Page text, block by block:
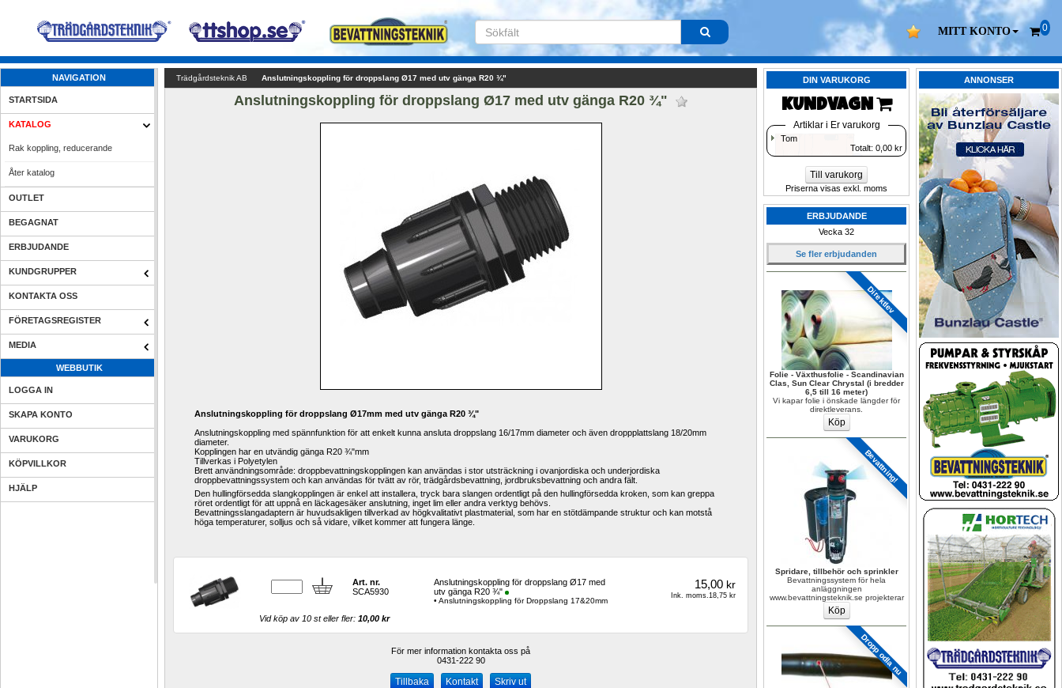
MITT KONTO 0
NAVIGATION
STARTSIDA
KATALOG
Rak koppling, reducerande
Åter katalog
OUTLET
BEGAGNAT
ERBJUDANDE
KUNDGRUPPER
KONTAKTA OSS
FÖRETAGSREGISTER
MEDIA
WEBBUTIK
LOGGA IN
SKAPA KONTO
VARUKORG
KÖPVILLKOR
HJÄLP
ANNONSER
DIN VARUKORG
KUNDVAGN
Artiklar i Er varukorg
Tom
Totalt: 0,00 kr
Till varukorg
Priserna visas exkl. moms
ERBJUDANDE
Vecka 32
Se fler erbjudanden
Direktlev
Folie - Växthusfolie - Scandinavian
Clas, Sun Clear Chrystal (i bredder
6,5 till 16 meter)
Vi kapar folie i önskade längder för
direktleverans.
Bevattning!
Spridare, tillbehör och sprinkler
Bevattningssystem för hela
anläggningen
www.bevattningsteknik.se projekterar
Dropp odla nu
Trädgårdsteknik AB Anslutningskoppling för droppslang Ø17 med utv gänga R20 ¾"
Anslutningskoppling för droppslang Ø17 med utv gänga R20 ¾"
Anslutningskoppling för droppslang Ø17mm med utv gänga R20 ¾"
Anslutningskoppling med spännfunktion för att enkelt kunna ansluta droppslang 16/17mm diameter och även droppplattslang 18/20mm
diameter.
Kopplingen har en utvändig gänga R20 ¾"mm
Tillverkas i Polyetylen
Brett användningsområde: droppbevattningskopplingen kan användas i stor utsträckning i ovanjordiska och underjordiska
droppbevattningssystem och kan användas för tvätt av rör, trädgårdsbevattning, jordbruksbevattning och andra fält.
Den hullingförsedda slangkopplingen är enkel att installera, tryck bara slangen ordentligt på den hullingförsedda kroken, som kan greppa
röret ordentligt för att uppnå en läckagesäker anslutning, inget lim eller andra verktyg behövs.
Bevattningsslangadaptern är huvudsakligen tillverkad av högkvalitativt plastmaterial, som har en stötdämpande struktur och kan motstå
höga temperaturer, solljus och så vidare, vilket kommer att fungera länge.
Art. nr.
SCA5930
Anslutningskoppling för droppslang Ø17 med
utv gänga R20 ¾"
• Anslutningskoppling för Droppslang 17&20mm
15,00kr
Ink. moms.18,75 kr
Vid köp av 10 st eller fler: 10,00 kr
För mer information kontakta oss på
0431-222 90
Kontakt Skriv ut